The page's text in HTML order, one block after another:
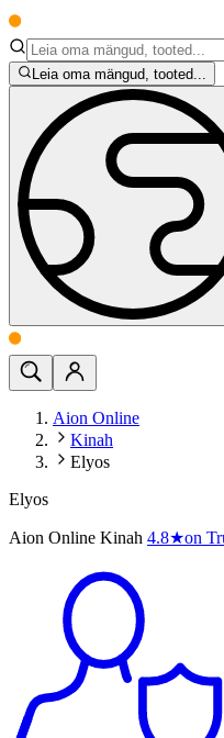
Leia oma mängud, tooted...
Aion Online
Kinah
Elyos
Elyos
Aion Online Kinah 4.8★on